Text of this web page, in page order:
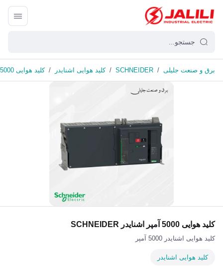
برق و صنعت جلیلی /
SCHNEIDER
/ کلید هوایی اشنایدر / کلید هوایی 5000 آمپر اشنایدر SCHNEIDER
کلید هوایی 5000 آمپر اشنایدر SCHNEIDER
کلید هوایی اشنایدر 5000 آمپر
کلید هوایی اشنایدر